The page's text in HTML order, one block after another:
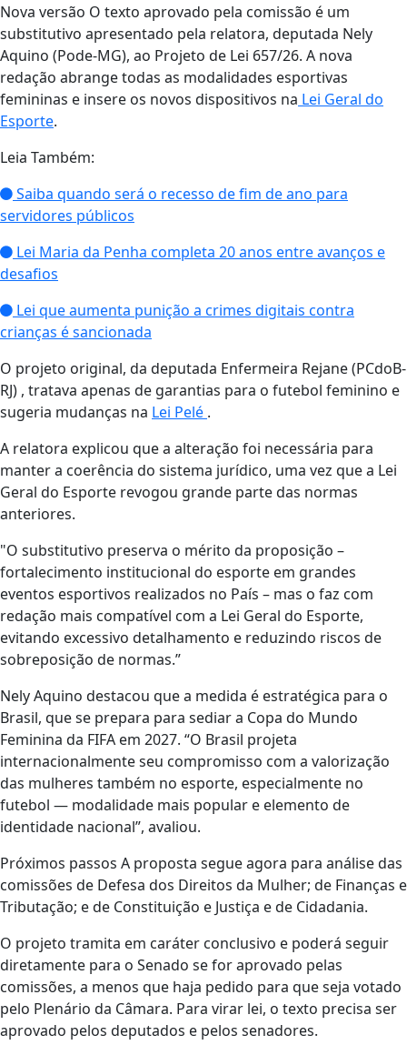
Nova versão O texto aprovado pela comissão é um
substitutivo apresentado pela relatora, deputada Nely
Aquino (Pode-MG), ao Projeto de Lei 657/26. A nova
redação abrange todas as modalidades esportivas
femininas e insere os novos dispositivos na Lei Geral do
Esporte.
Leia Também:
Saiba quando será o recesso de fim de ano para
servidores públicos
Lei Maria da Penha completa 20 anos entre avanços e
desafios
Lei que aumenta punição a crimes digitais contra
crianças é sancionada
O projeto original, da deputada Enfermeira Rejane (PCdoB-
RJ) , tratava apenas de garantias para o futebol feminino e
sugeria mudanças na Lei Pelé .
A relatora explicou que a alteração foi necessária para
manter a coerência do sistema jurídico, uma vez que a Lei
Geral do Esporte revogou grande parte das normas
anteriores.
"O substitutivo preserva o mérito da proposição –
fortalecimento institucional do esporte em grandes
eventos esportivos realizados no País – mas o faz com
redação mais compatível com a Lei Geral do Esporte,
evitando excessivo detalhamento e reduzindo riscos de
sobreposição de normas.”
Nely Aquino destacou que a medida é estratégica para o
Brasil, que se prepara para sediar a Copa do Mundo
Feminina da FIFA em 2027. “O Brasil projeta
internacionalmente seu compromisso com a valorização
das mulheres também no esporte, especialmente no
futebol — modalidade mais popular e elemento de
identidade nacional”, avaliou.
Próximos passos A proposta segue agora para análise das
comissões de Defesa dos Direitos da Mulher; de Finanças e
Tributação; e de Constituição e Justiça e de Cidadania.
O projeto tramita em caráter conclusivo e poderá seguir
diretamente para o Senado se for aprovado pelas
comissões, a menos que haja pedido para que seja votado
pelo Plenário da Câmara. Para virar lei, o texto precisa ser
aprovado pelos deputados e pelos senadores.